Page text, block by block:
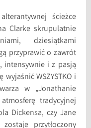
ścieżce
Clarke skrupulatnie
dziesiątkami
przyprawić o zawrót
intensywnie i z pasją
WSZYSTKO i
w „Jonathanie
tradycyjnej
Dickensa, czy Jane
przytłoczony